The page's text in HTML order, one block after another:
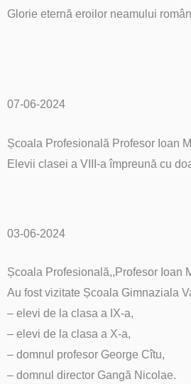
Glorie eternă eroilor neamului
07-06-2024
Școala Profesională Profesor Ioan
Elevii clasei a VIII-a împreună cu
03-06-2024
Școala Profesională,,Profesor Ioan
Au fost vizitate Școala Gimnaziala
– elevi de la clasa a IX-a,
– elevi de la clasa a X-a,
– domnul profesor George Cîtu,
– domnul director Gangă Nicolae.